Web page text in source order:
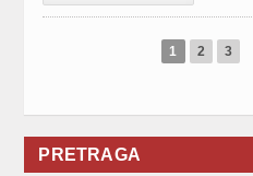
1 2 3
PRETRAGA